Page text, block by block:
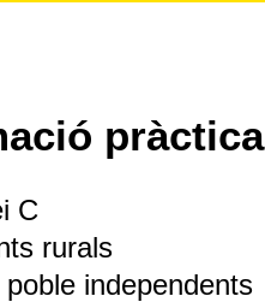
pràctica
C
rurals
independents